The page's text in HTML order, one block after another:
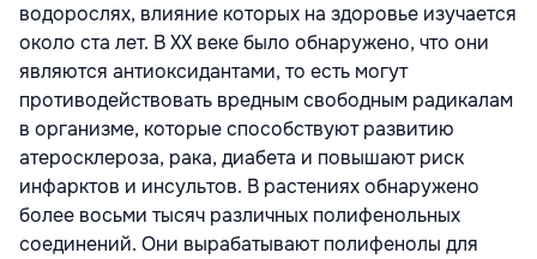
водорослях, влияние которых на здоровье изучается
около ста лет. В XX веке было обнаружено, что они
являются антиоксидантами, то есть могут
противодействовать вредным свободным радикалам
в организме, которые способствуют развитию
атеросклероза, рака, диабета и повышают риск
инфарктов и инсультов. В растениях обнаружено
более восьми тысяч различных полифенольных
соединений. Они вырабатывают полифенолы для